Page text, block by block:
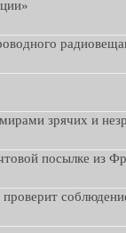
зрячих и
посылке из